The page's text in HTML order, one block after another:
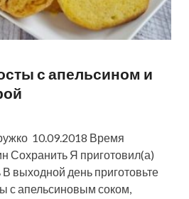
с апельсином и
10.09.2018 Время
Сохранить Я приготовил(а)
выходной день приготовьте
с апельсиновым соком,